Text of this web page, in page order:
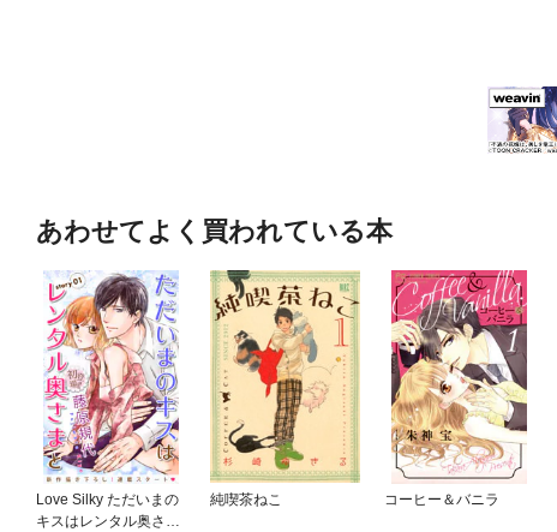
あわせてよく買われている本
Love Silky ただいまの
キスはレンタル奥さま
純喫茶ねこ コーヒー＆バニラ